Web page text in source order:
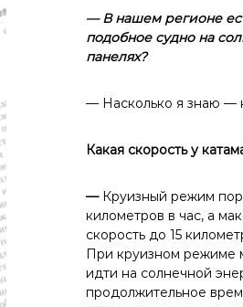
— В нашем регионе
подобное судно на
панелях?
— Насколько я знаю —
Какая скорость у
—Круизный режим
километров в час, а
скорость до 15
При круизном режиме
идти на солнечной
продолжительное